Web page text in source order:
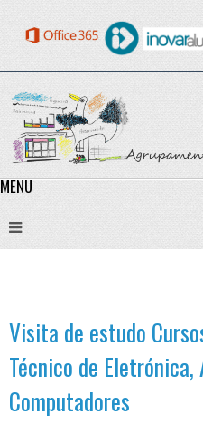
MENU
Visita de estudo
Técnico de Eletrónica,
Computadores